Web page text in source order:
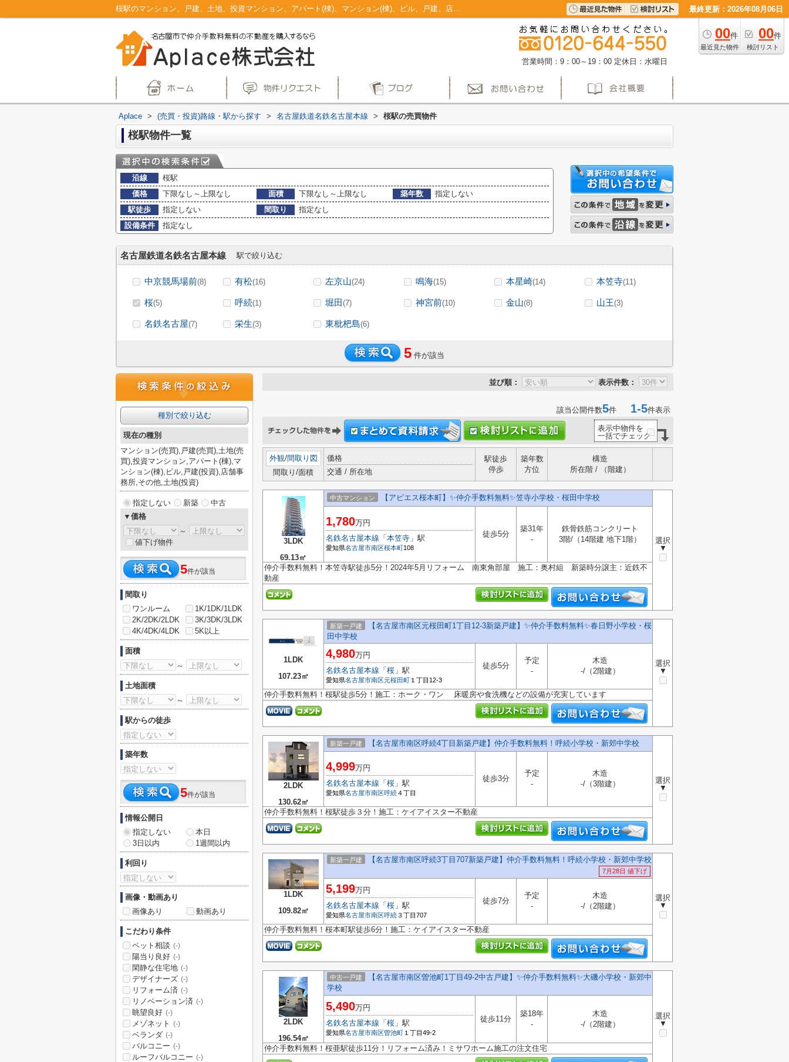
桜駅のマンション、戸建、土地、投資マンション、アパート(棟)、マンション(棟)、ビル、戸建、店舗事務所、その他、土地一覧｜仲介手数料無料！名古屋市で新築戸建てを探すならAplace 最終更新：2026年08月06日
00件
最近見た物件
00件
検討リスト
営業時間：9：00～19：00 定休日：水曜日
Aplace > (売買・投資)路線・駅から探す > 名古屋鉄道名鉄名古屋本線 > 桜駅の売買物件
桜駅物件一覧
沿線
桜駅
価格
下限なし～上限なし 面積 下限なし～上限なし 築年数
指定しない
駅徒歩
指定しない 間取り
指定なし
設備条件
指定なし
名古屋鉄道名鉄名古屋本線 駅で絞り込む
中京競馬場前(8) 有松(16) 左京山(24) 鳴海(15) 本星崎(14) 本笠寺(11)
桜(5) 呼続(1) 堀田(7) 神宮前(10) 金山(8) 山王(3)
名鉄名古屋(7) 栄生(3) 東枇杷島(6)
5 件が該当
並び順： 表示件数：
該当公開件数5件 1-5件表示
表示中物件を
一括でチェック
外観/間取り図
間取り/面積
価格
交通 / 所在地
駅徒歩
停歩
築年数
方位
構造
所在階 / （階建）
3LDK
69.13㎡
中古マンション 【アピエス桜本町】✨️仲介手数料無料✨️笠寺小学校・桜田中学校
選択
▼
1,780万円
名鉄名古屋本線 「 本笠寺 」駅
愛知県名古屋市南区桜本町108
徒歩5分
築31年
-
鉄骨鉄筋コンクリート
3階/（14階建 地下1階）
仲介手数料無料！本笠寺駅徒歩5分！2024年5月リフォーム 南東角部屋 施工：奥村組 新築時分譲主：近鉄不
動産
1LDK
107.23㎡
新築一戸建
【名古屋市南区元桜田町1丁目12-3新築戸建】✨️仲介手数料無料✨️春日野小学校・桜
田中学校
選択
▼
4,980万円
名鉄名古屋本線 「 桜 」駅
愛知県名古屋市南区元桜田町 １丁目12-3
徒歩5分
予定
-
木造
-/（2階建）
仲介手数料無料！桜駅徒歩5分！施工：ホーク・ワン 床暖房や食洗機などの設備が充実しています
2LDK
130.62㎡
新築一戸建 【名古屋市南区呼続4丁目新築戸建】仲介手数料無料！呼続小学校・新郊中学校
選択
▼
4,999万円
名鉄名古屋本線 「 桜 」駅
愛知県名古屋市南区呼続４丁目
徒歩3分
予定
-
木造
-/（3階建）
仲介手数料無料！桜駅徒歩３分！施工：ケイアイスター不動産
1LDK
109.82㎡
新築一戸建 【名古屋市南区呼続3丁目707新築戸建】仲介手数料無料！呼続小学校・新郊中学校
7月28日 値下げ
選択
▼
5,199万円
名鉄名古屋本線 「 桜 」駅
愛知県名古屋市南区呼続３丁目707
徒歩7分
予定
-
木造
-/（2階建）
仲介手数料無料！桜本町駅徒歩6分！施工：ケイアイスター不動産
2LDK
196.54㎡
中古一戸建
【名古屋市南区曽池町1丁目49-2中古戸建】✨️仲介手数料無料✨️大磯小学校・新郊中
学校
選択
▼
5,490万円
名鉄名古屋本線 「 桜 」駅
愛知県名古屋市南区曽池町 １丁目49-2
徒歩11分
築18年
-
木造
-/（2階建）
仲介手数料無料！桜亜駅徒歩11分！リフォーム済み！ミサワホーム施工の注文住宅
種別で絞り込む
現在の種別
マンション(売買),戸建(売買),土地(売
買),投資マンション,アパート(棟),マ
ンション(棟),ビル,戸建(投資),店舗事
務所,その他,土地(投資)
指定しない 新築
中古
▼価格
～
値下げ物件
5件が該当
間取り
ワンルーム
1K/1DK/1LDK
2K/2DK/2LDK
3K/3DK/3LDK
4K/4DK/4LDK
5K以上
面積
～
土地面積
～
駅からの徒歩
築年数
5件が該当
情報公開日
指定しない
本日
3日以内
1週間以内
利回り
画像・動画あり
画像あり
動画あり
こだわり条件
ペット相談 (-)
陽当り良好 (-)
閑静な住宅地 (-)
デザイナーズ (-)
リフォーム済 (-)
リノベーション済 (-)
眺望良好 (-)
メゾネット (-)
ベランダ (-)
バルコニー (-)
ルーフバルコニー (-)